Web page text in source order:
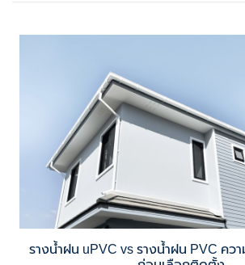
รางน้ำฝน uPVC vs รางน้ำฝน PVC คว